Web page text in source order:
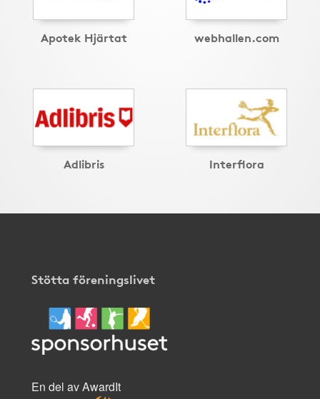
Apotek Hjärtat webhallen.com
Adlibris Interflora
Stötta föreningslivet
En del av AwardIt